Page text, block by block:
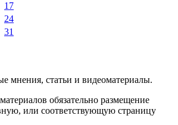
17
24
31
мнения, статьи и видеоматериалы.
обязательно размещение
или соответствующую страницу